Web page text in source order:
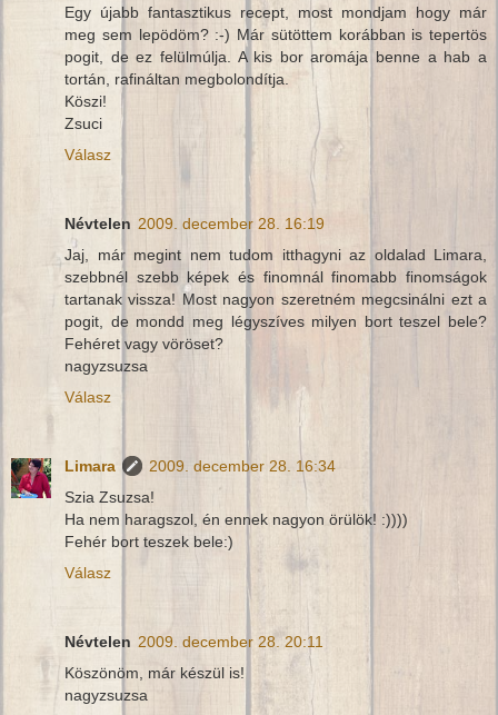
Egy újabb fantasztikus recept, most mondjam hogy már
meg sem lepödöm? :-) Már sütöttem korábban is tepertös
pogit, de ez felülmúlja. A kis bor aromája benne a hab a
tortán, rafináltan megbolondítja.
Köszi!
Zsuci
Válasz
Névtelen 2009. december 28. 16:19
Jaj, már megint nem tudom itthagyni az oldalad Limara,
szebbnél szebb képek és finomnál finomabb finomságok
tartanak vissza! Most nagyon szeretném megcsinálni ezt a
pogit, de mondd meg légyszíves milyen bort teszel bele?
Fehéret vagy vöröset?
nagyzsuzsa
Válasz
Limara
2009. december 28. 16:34
Szia Zsuzsa!
Ha nem haragszol, én ennek nagyon örülök! :))))
Fehér bort teszek bele:)
Válasz
Névtelen 2009. december 28. 20:11
Köszönöm, már készül is!
nagyzsuzsa